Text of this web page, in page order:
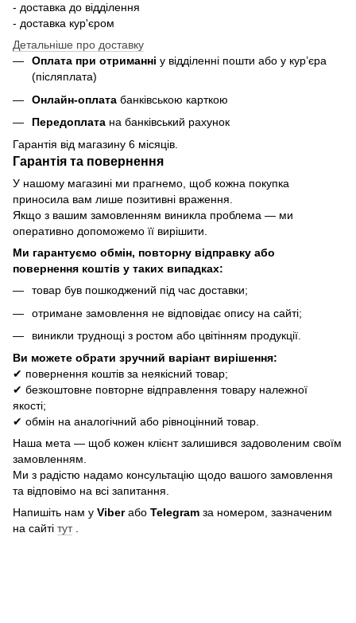
- доставка до відділення
- доставка кур'єром
Детальніше про доставку
Оплата при отриманні у відділенні пошти або у кур’єра
(післяплата)
Онлайн-оплата банківською карткою
Передоплата на банківський рахунок
Гарантія від магазину 6 місяців.
Гарантія та повернення
У нашому магазині ми прагнемо, щоб кожна покупка
приносила вам лише позитивні враження.
Якщо з вашим замовленням виникла проблема — ми
оперативно допоможемо її вирішити.
Ми гарантуємо обмін, повторну відправку або
повернення коштів у таких випадках:
товар був пошкоджений під час доставки;
отримане замовлення не відповідає опису на сайті;
виникли труднощі з ростом або цвітінням продукції.
Ви можете обрати зручний варіант вирішення:
✔ повернення коштів за неякісний товар;
✔ безкоштовне повторне відправлення товару належної
якості;
✔ обмін на аналогічний або рівноцінний товар.
Наша мета — щоб кожен клієнт залишився задоволеним своїм
замовленням.
Ми з радістю надамо консультацію щодо вашого замовлення
та відповімо на всі запитання.
Напишіть нам у Viberабо Telegram за номером, зазначеним
на сайті тут.